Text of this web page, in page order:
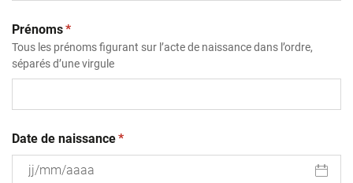
Prénoms(obligatoire)
*
Tous les prénoms figurant sur l’acte de naissance dans l’ordre,
séparés d’une virgule
Date de naissance(obligatoire)
*